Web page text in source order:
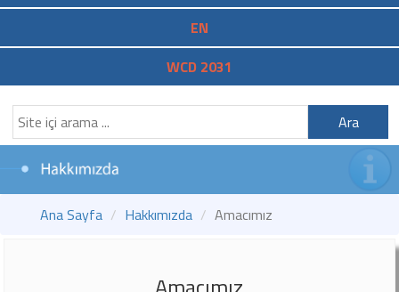
EN
WCD 2031
Ara
Ana Sayfa Hakkımızda Amacımız